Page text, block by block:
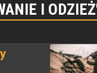
I